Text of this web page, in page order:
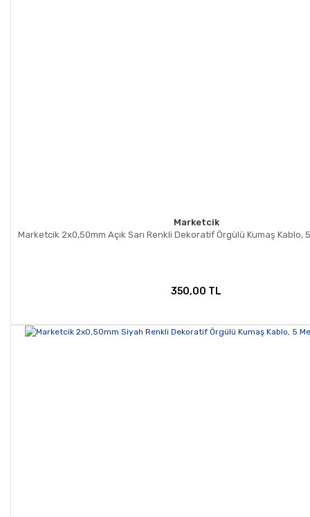
Marketcik
Marketcik 2x0,50mm Açık Sarı Renkli Dekoratif Örgülü Kumaş Kablo,
350,00 TL